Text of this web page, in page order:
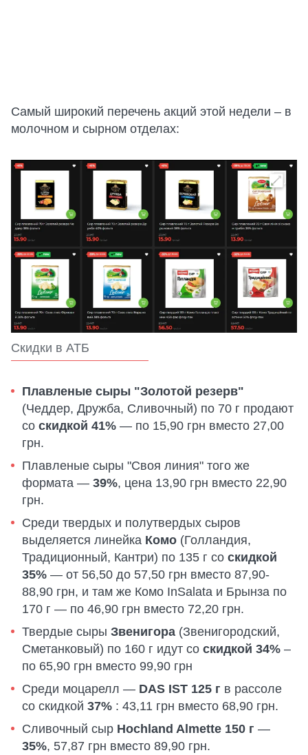
Самый широкий перечень акций этой недели – в
молочном и сырном отделах:
Скидки в АТБ
Плавленые сыры "Золотой резерв"
(Чеддер, Дружба, Сливочный) по 70 г продают
со скидкой 41% — по 15,90 грн вместо 27,00
грн.
Плавленые сыры "Своя линия" того же
формата — 39%, цена 13,90 грн вместо 22,90
грн.
Среди твердых и полутвердых сыров
выделяется линейка Комо (Голландия,
Традиционный, Кантри) по 135 г со скидкой
35% — от 56,50 до 57,50 грн вместо 87,90-
88,90 грн, и там же Комо InSalata и Брынза по
170 г — по 46,90 грн вместо 72,20 грн.
Твердые сыры Звенигора (Звенигородский,
Сметанковый) по 160 г идут со скидкой 34% –
по 65,90 грн вместо 99,90 грн
Среди моцарелл — DAS IST 125 г в рассоле
со скидкой 37% : 43,11 грн вместо 68,90 грн.
Сливочный сыр Hochland Almette 150 г —
35%, 57,87 грн вместо 89,90 грн.